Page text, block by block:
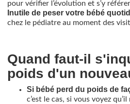
pour vérifier l’évolution et s’y
Inutile de peser votre bébé
chez le pédiatre au moment des
Quand faut-il
poids d'un
Si bébé perd du poids de
c’est le cas, si vous voyez